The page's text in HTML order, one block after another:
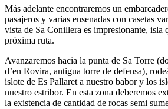
Más adelante encontraremos un
pasajeros y varias ensenadas con casetas
vista de Sa Conillera es impresionante, isla
próxima ruta.
Avanzaremos hacia la punta de Sa Torre
d’en Rovira, antigua torre de defensa),
islote de Es Pallaret a nuestro babor y los
nuestro estribor. En esta zona deberemos
la existencia de cantidad de rocas semi